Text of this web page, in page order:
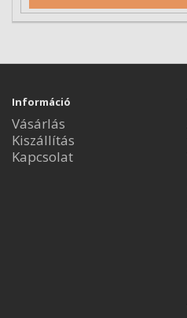
Információ
Vásárlás
Kiszállítás
Kapcsolat